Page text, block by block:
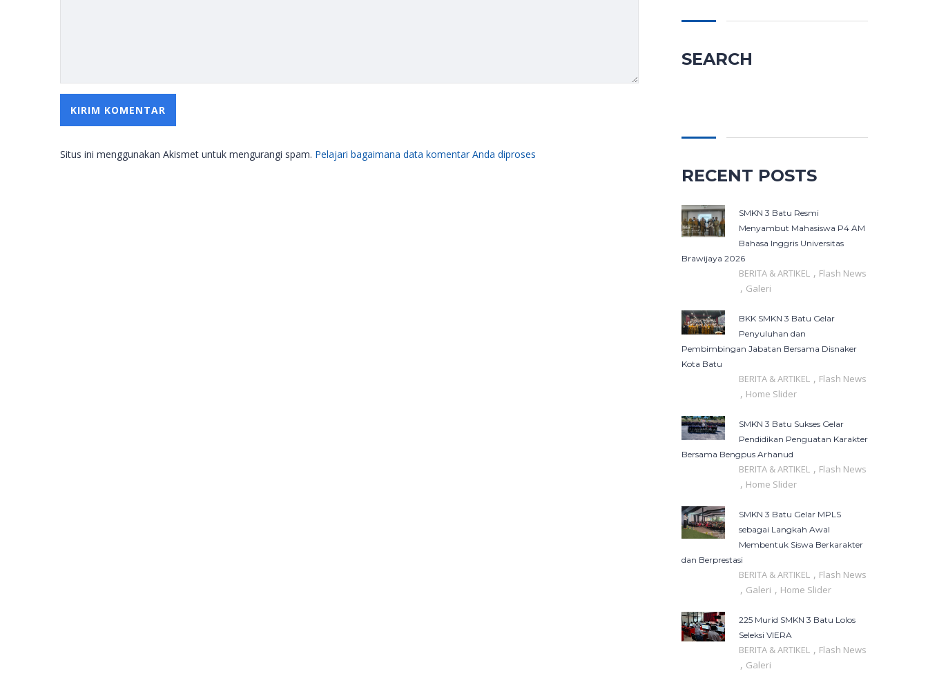
Situs ini menggunakan Akismet untuk mengurangi spam. Pelajari bagaimana data komentar Anda diproses
SEARCH
RECENT POSTS
SMKN 3 Batu Resmi
Menyambut Mahasiswa P4 AM
Bahasa Inggris Universitas
Brawijaya 2026
BERITA & ARTIKEL , Flash News
, Galeri
BKK SMKN 3 Batu Gelar
Penyuluhan dan
Pembimbingan Jabatan Bersama Disnaker
Kota Batu
BERITA & ARTIKEL , Flash News
, Home Slider
SMKN 3 Batu Sukses Gelar
Pendidikan Penguatan Karakter
Bersama Bengpus Arhanud
BERITA & ARTIKEL , Flash News
, Home Slider
SMKN 3 Batu Gelar MPLS
sebagai Langkah Awal
Membentuk Siswa Berkarakter
dan Berprestasi
BERITA & ARTIKEL , Flash News
, Galeri , Home Slider
225 Murid SMKN 3 Batu Lolos
Seleksi VIERA
BERITA & ARTIKEL , Flash News
, Galeri